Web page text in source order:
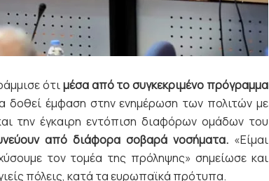
ότιμέσα από το συγκεκριμένο πρόγραμμα
δοθεί έμφαση στην ενημέρωση των πολιτών με
την έγκαιρη εντόπιση διαφόρων ομάδων του
από διάφορα σοβαρά νοσήματα.«Είμαι
τον τομέα της πρόληψης» σημείωσε και
πόλεις, κατά τα ευρωπαϊκά πρότυπα.